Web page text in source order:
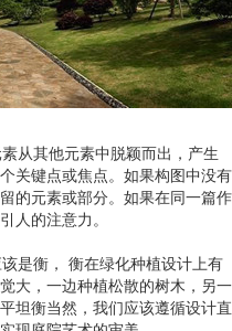
从其他元素中脱颖而出，产生
关键点或焦点。如果构图中没有
的元素或部分。如果在同一篇作
人的注意力。
是衡， 衡在绿化种植设计上有
大，一边种植松散的树木，另一
坦衡当然，我们应该遵循设计直